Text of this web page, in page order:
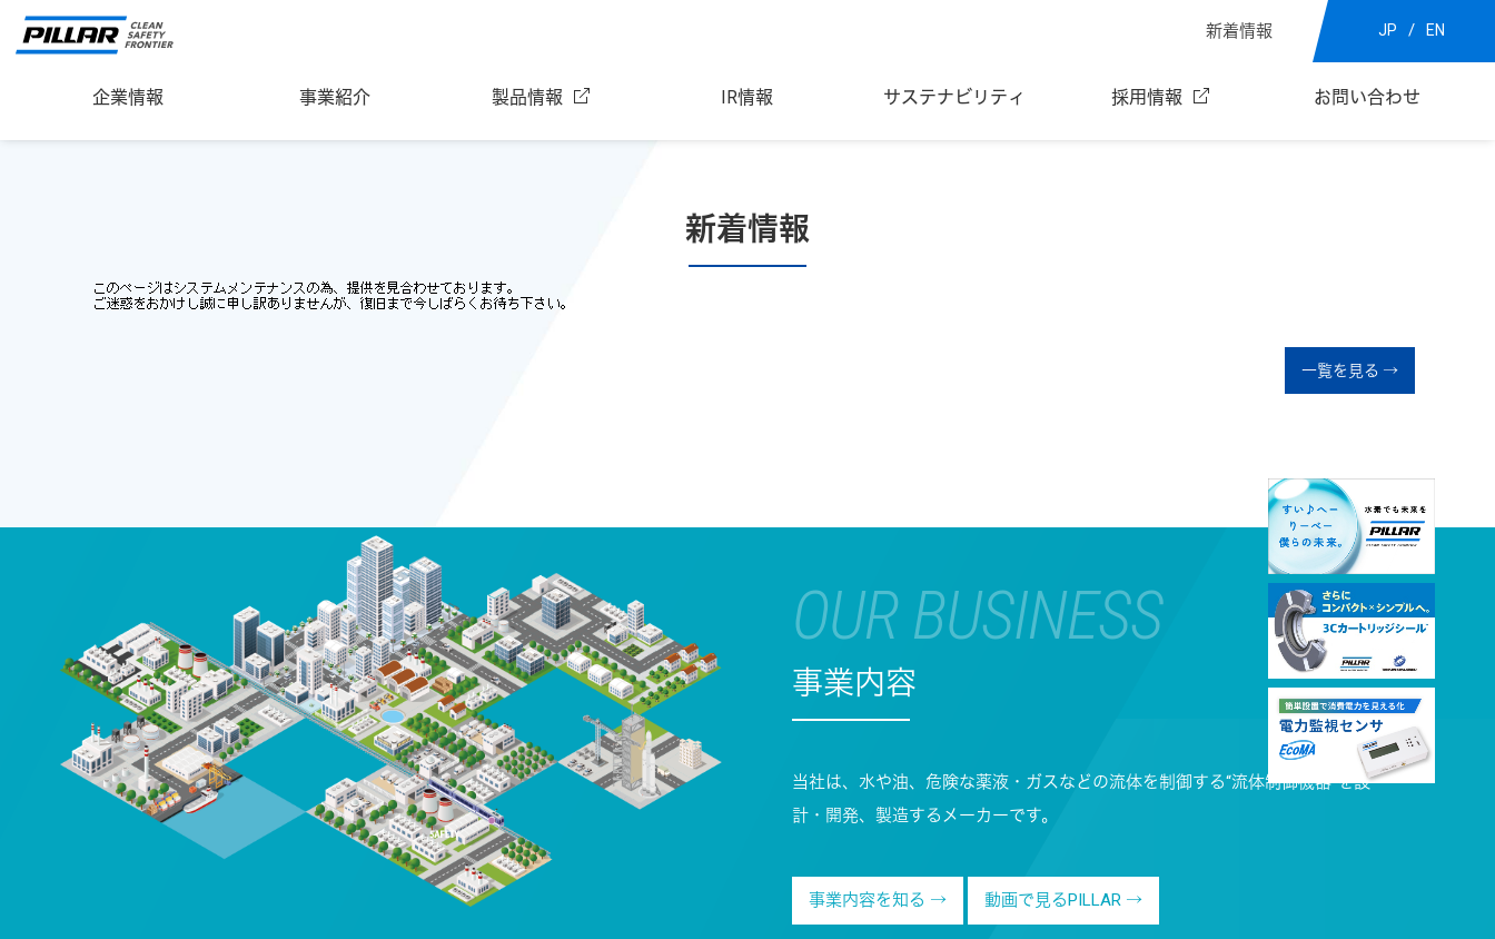
新着情報 JP EN
企業情報 事業紹介 製品情報 IR情報 サステナビリティ 採用情報 お問い合わせ
私たちは、安全と環境を守り、
最先端を切り開くことで
新着情報
一覧を見る →
OUR BUSINESS
事業内容
当社は、水や油、危険な薬液・ガスなどの流体を制御する“流体制御機器”を設
計・開発、製造するメーカーです。
事業内容を知る → 動画で見るPILLAR →